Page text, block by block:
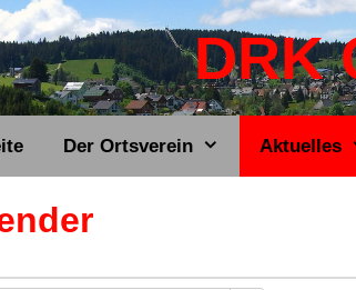
DRK
Der Ortsverein Aktuelles